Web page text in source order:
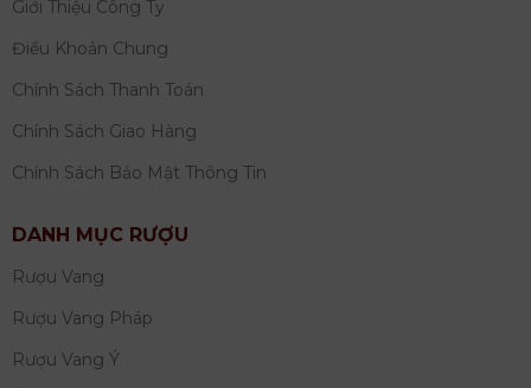
Giới Thiệu Công Ty
Điều Khoản Chung
Chính Sách Thanh Toán
Chính Sách Giao Hàng
Chính Sách Bảo Mật Thông Tin
DANH MỤC RƯỢU
Rượu Vang
Rượu Vang Pháp
Rượu Vang Ý